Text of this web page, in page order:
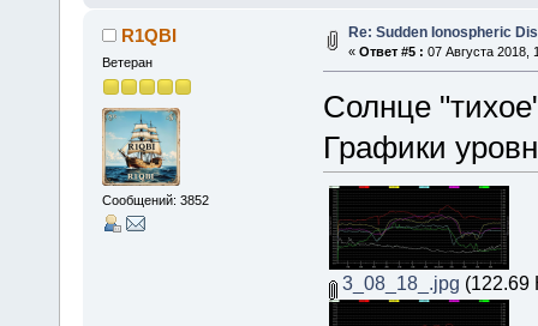
R1QBI
Ветеран
Сообщений: 3852
Re: Sudden Ionospheric
« Ответ #5 : 07 Августа 2018,
Солнце
Графики
3_08_18_.jpg (122.69